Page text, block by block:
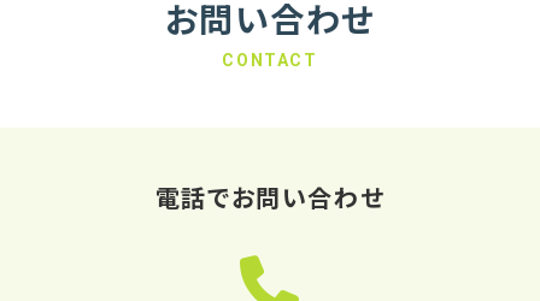
お問い合わせ
CONTACT
電話でお問い合わせ